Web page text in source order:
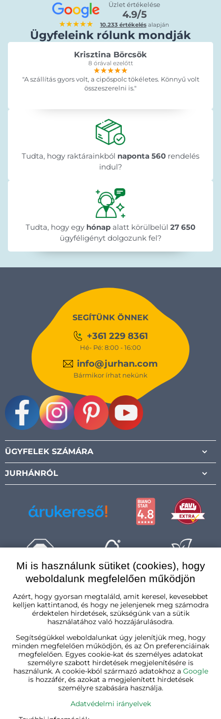
★★★★★
Üzlet értékelése
4.9/5
10.233 értékelésalapján
Ügyfeleink rólunk mondják
Krisztina Börcsök
8 órával ezelőtt
★★★★★
★★★★★
★★★★★
"A szállítás gyors volt, a cipőspolc tökéletes. Könnyű volt
összeszerelni is."
Tudta, hogy raktárainkból naponta 560 rendelés
indul?
Tudta, hogy egy hónap alatt körülbelül 27 650
ügyféligényt dolgozunk fel?
SEGÍTÜNK ÖNNEK
+361 229 8361
Hé- Pé: 8:00 - 16:00
info@jurhan.com
Bármikor írhat nekünk
ÜGYFELEK SZÁMÁRA
JURHÁNRÓL
Mi is használunk sütiket (cookies), hogy
weboldalunk megfelelően működjön
Azért, hogy gyorsan megtaláld, amit keresel, kevesebbet
kelljen kattintanod, és hogy ne jelenjenek meg számodra
érdektelen hirdetések, szükségünk van a sütik
használatához való hozzájárulásodra.
Segítségükkel weboldalunkat úgy jelenítjük meg, hogy
minden megfelelően működjön, és az Ön preferenciáinak
megfelelően. Egyes cookie-kat és személyes adatokat
személyre szabott hirdetések megjelenítésére is
használunk. A cookie-kból származó adatokhoz a Google
is hozzáfér, és azokat a megjelenített hirdetések
személyre szabására használja.
Adatvédelmi irányelvek